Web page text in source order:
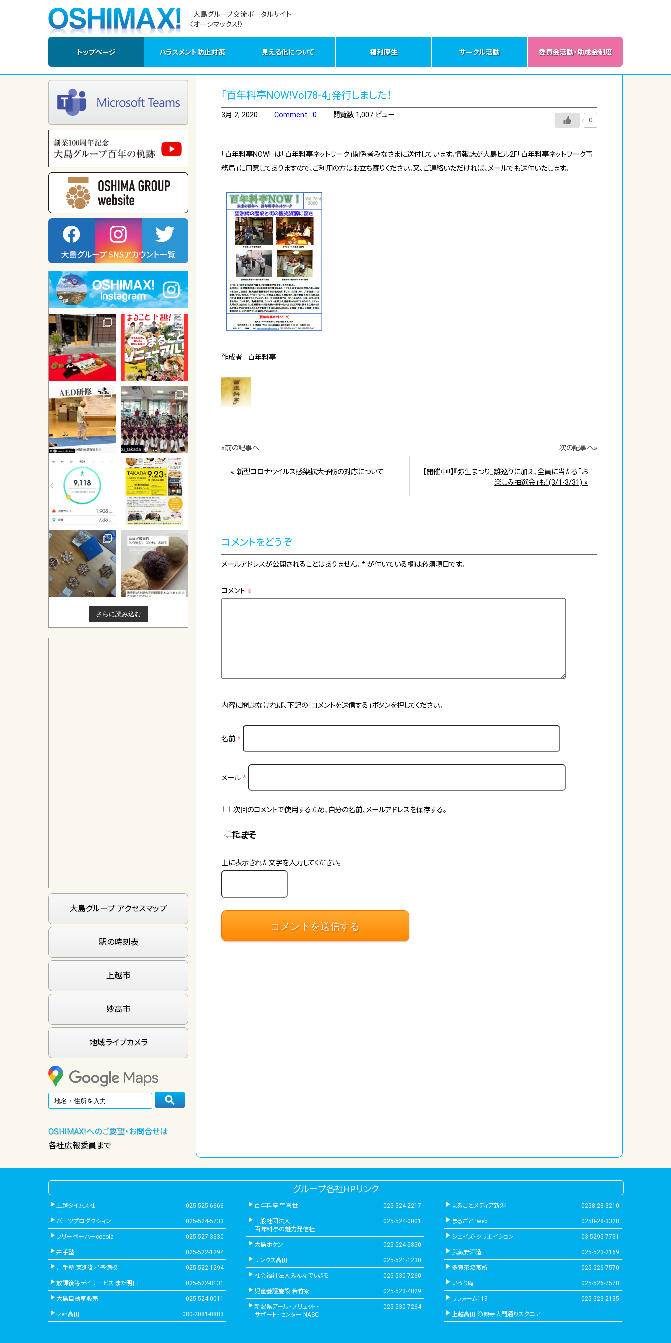
大島グループ交流ポータルサイト
〈オーシマックス!〉
トップページ ハラスメント防止対策 見える化について 福利厚生 サークル活動 委員会活動・助成金制度
さらに読み込む
大島グループ アクセスマップ
駅の時刻表
上越市
妙高市
地域ライブカメラ
OSHIMAX!へのご要望・お問合せは
各社広報委員まで
「百年料亭NOW!Vol78-4」発行しました！
3月 2, 2020 Comment : 0 閲覧数 1,007 ビュー
0
「百年料亭NOW!」は「百年料亭ネットワーク」関係者みなさまに送付しています。情報誌が大島ビル2F「百年料亭ネットワーク事
務局」に用意してありますので、ご利用の方はお立ち寄りください。又、ご連絡いただければ、メールでも送付いたします。
作成者 : 百年料亭
«前の記事へ 次の記事へ»
« 新型コロナウイルス感染拡大予防の対応について
【開催中!!】『弥生まつり』雛巡りに加え、全員に当たる「お
楽しみ抽選会」も！(3/1-3/31) »
コメントをどうぞ
メールアドレスが公開されることはありません。 * が付いている欄は必須項目です。
コメント ※
内容に問題なければ、下記の「コメントを送信する」ボタンを押してください。
名前 *
メール *
次回のコメントで使用するため、自分の名前、メールアドレスを保存する。
上に表示された文字を入力してください。
グループ各社HPリンク
上越タイムス社 025-525-6666
バーツプロダクション 025-524-5733
フリーペーパーcocola 025-527-3330
井手塾 025-522-1294
井手塾 東進衛星予備校 025-522-1294
放課後等デイサービス また明日 025-522-8131
大島自動車販売 025-524-0011
izen高田 080-2081-0883
百年料亭 宇喜世 025-524-2217
一般社団法人
百年料亭の魅力発信社
025-524-0001
大島ホケン 025-524-5850
サンクス高田 025-521-1230
社会福祉法人みんなでいきる 025-530-7260
児童養護施設 若竹寮 025-523-4029
新潟県アール・ブリュット・
サポート・センター NASC
025-530-7264
まるごとメディア新潟 0258-28-3210
まるごと！web 0258-28-3328
ジェイズ・クリエイション 03-5295-7731
武蔵野酒造 025-523-2169
多賀茶焙煎所 025-526-7570
いろり庵 025-526-7570
リフォーム119 025-523-2135
上越高田 浄興寺大門通りスクエア